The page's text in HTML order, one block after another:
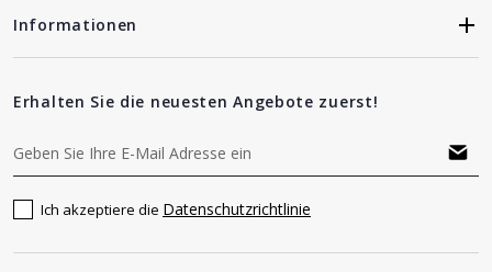
Informationen
Erhalten Sie die neuesten Angebote zuerst!
Ich akzeptiere die Datenschutzrichtlinie